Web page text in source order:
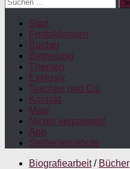
nach:
Start
Fortbildungen
Bücher
Betreuung
Themen
Exklusiv
Taschen und Co.
Kontakt
Maw
Nichts verpassen!
App
Stellenangebote
Biografiearbeit / Bücher